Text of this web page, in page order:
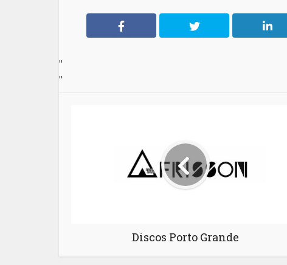
"
"
Discos Porto Grande